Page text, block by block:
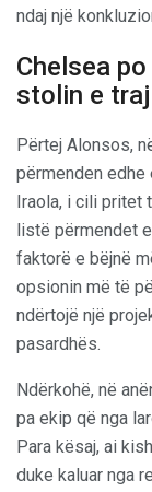
ndaj një
Chelsea
stolin e
Përtej Alonsos,
përmenden edhe
Iraola, i cili pritet
listë përmendet
faktorë e bëjnë
opsionin më të
ndërtojë një
pasardhës.
Ndërkohë, në
pa ekip që nga
Para kësaj, ai
duke kaluar nga